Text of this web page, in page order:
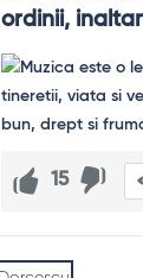
ordinii,
15